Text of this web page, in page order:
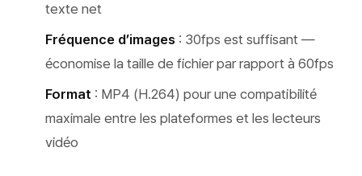
texte net
Fréquence d’images : 30fps est suffisant —
économise la taille de fichier par rapport à 60fps
Format : MP4 (H.264) pour une compatibilité
maximale entre les plateformes et les lecteurs
vidéo